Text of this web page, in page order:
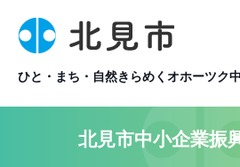
ひと・まち・自然きらめくオホーツク
北見市中小企業振